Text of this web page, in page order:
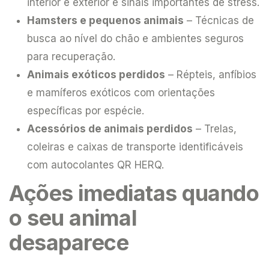
Hamsters e pequenos animais – Técnicas de
busca ao nível do chão e ambientes seguros
para recuperação.
Animais exóticos perdidos – Répteis, anfíbios
e mamíferos exóticos com orientações
específicas por espécie.
Acessórios de animais perdidos – Trelas,
coleiras e caixas de transporte identificáveis
com autocolantes QR HERQ.
Ações imediatas quando
o seu animal
desaparece